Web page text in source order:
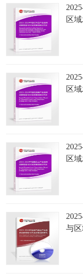
区
区
区
与